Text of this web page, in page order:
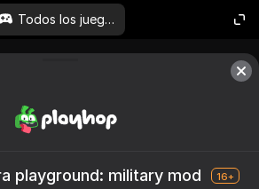
Todos los juegos
playground: military mod 16+